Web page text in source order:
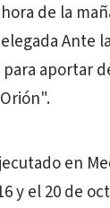
de la
Ante
aportar
en
y el 20 de